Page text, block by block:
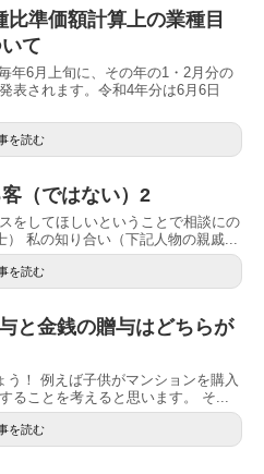
準価額計算上の業種目
て
6月上旬に、その年の1・2月分の
表されます。令和4年分は6月6日
を読む
（ではない）2
をしてほしいということで相談にの
私の知り合い（下記人物の親戚...
を読む
と金銭の贈与はどちらが
！ 例えば子供がマンションを購入
ることを考えると思います。 そ...
を読む